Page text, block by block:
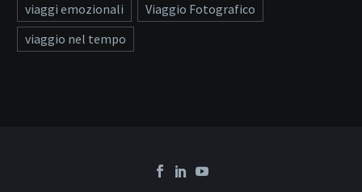
viaggi emozionali
Viaggio Fotografico
viaggio nel tempo